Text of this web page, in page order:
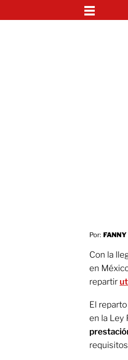
Por:
Con la
en
repartir
El
en la Ley